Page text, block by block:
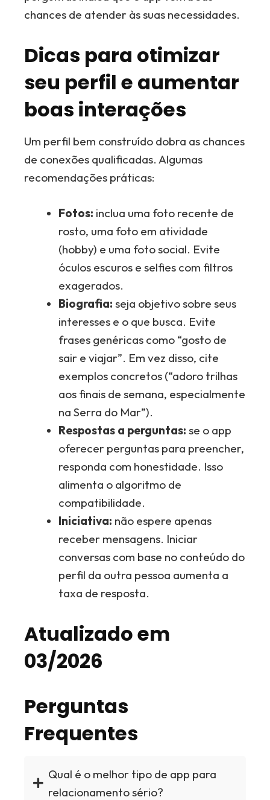
chances de atender às suas necessidades.
Dicas para otimizar
seu perfil e aumentar
boas interações
Um perfil bem construído dobra as chances
de conexões qualificadas. Algumas
recomendações práticas:
Fotos: inclua uma foto recente de
rosto, uma foto em atividade
(hobby) e uma foto social. Evite
óculos escuros e selfies com filtros
exagerados.
Biografia: seja objetivo sobre seus
interesses e o que busca. Evite
frases genéricas como “gosto de
sair e viajar”. Em vez disso, cite
exemplos concretos (“adoro trilhas
aos finais de semana, especialmente
na Serra do Mar”).
Respostas a perguntas: se o app
oferecer perguntas para preencher,
responda com honestidade. Isso
alimenta o algoritmo de
compatibilidade.
Iniciativa: não espere apenas
receber mensagens. Iniciar
conversas com base no conteúdo do
perfil da outra pessoa aumenta a
taxa de resposta.
Atualizado em
03/2026
Perguntas
Frequentes
Qual é o melhor tipo de app para
relacionamento sério?